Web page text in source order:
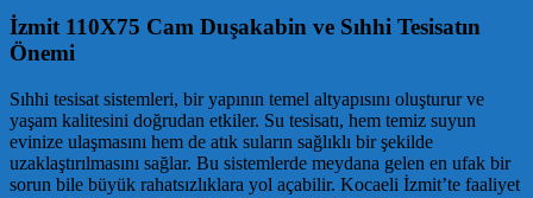
İzmit 110X75 Cam Duşakabin ve Sıhhi Tesisatın
Önemi
Sıhhi tesisat sistemleri, bir yapının temel altyapısını oluşturur ve
yaşam kalitesini doğrudan etkiler. Su tesisatı, hem temiz suyun
evinize ulaşmasını hem de atık suların sağlıklı bir şekilde
uzaklaştırılmasını sağlar. Bu sistemlerde meydana gelen en ufak bir
sorun bile büyük rahatsızlıklara yol açabilir. Kocaeli İzmit’te faaliyet